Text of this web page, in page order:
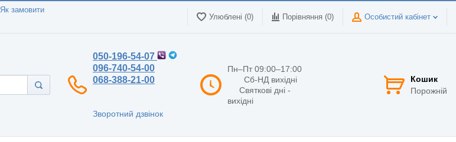
Як замовити
Улюблені (0) Порівняння (0) Особистий кабінет
050-196-54-07
096-740-54-00
068-388-21-00
Зворотний дзвінок
Пн–Пт 09:00–17:00
Сб-НД вихідні
Святкові дні -
вихідні
Кошик
Порожній